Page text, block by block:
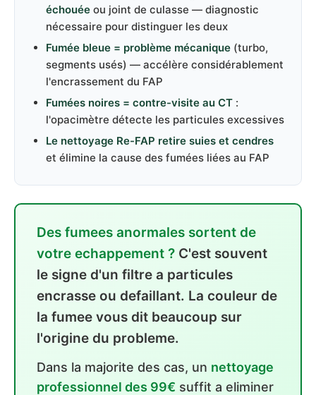
échouée ou joint de culasse — diagnostic
nécessaire pour distinguer les deux
Fumée bleue = problème mécanique (turbo,
segments usés) — accélère considérablement
l'encrassement du FAP
Fumées noires = contre-visite au CT :
l'opacimètre détecte les particules excessives
Le nettoyage Re-FAP retire suies et cendres
et élimine la cause des fumées liées au FAP
Des fumees anormales sortent de
votre echappement ? C'est souvent
le signe d'un filtre a particules
encrasse ou defaillant. La couleur de
la fumee vous dit beaucoup sur
l'origine du probleme.
Dans la majorite des cas, un nettoyage
professionnel des 99€ suffit a eliminer